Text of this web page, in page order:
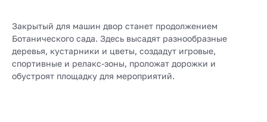
Закрытый для машин двор станет продолжением
Ботанического сада. Здесь высадят разнообразные
деревья, кустарники и цветы, создадут игровые,
спортивные и релакс-зоны, проложат дорожки и
обустроят площадку для мероприятий.